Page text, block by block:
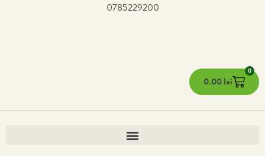
0785229200
0.00lei
0